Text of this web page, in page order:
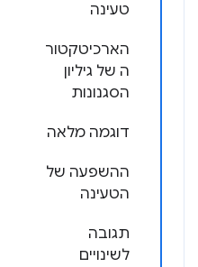
טעינה
הארכיטקטור
ה של גיליון
הסגנונות
דוגמה מלאה
ההשפעה של
הטעינה
תגובה
לשינויים